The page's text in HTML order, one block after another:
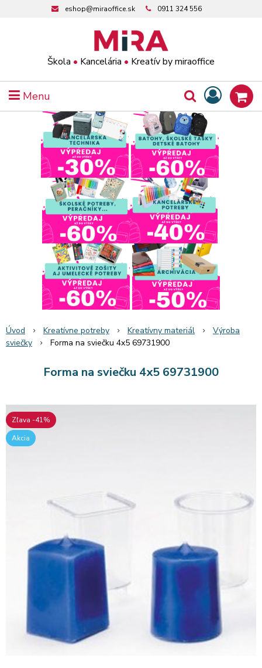
Škola • Kancelária • Kreatív by miraoffice
eshop@miraoffice.sk 0911 324 556
Menu
Úvod Kreatívne potreby Kreatívny materiál
Výroba
sviečky
Forma na sviečku 4x5 69731900
Forma na sviečku 4x5 69731900
Zľava -41%
Akcia